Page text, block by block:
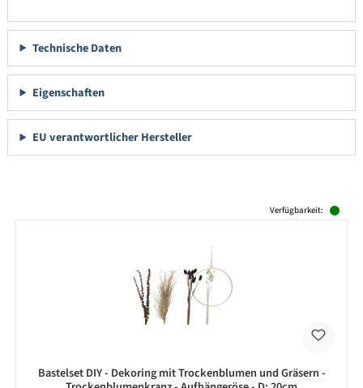
Technische Daten
Eigenschaften
EU verantwortlicher Hersteller
Verfügbarkeit:
Bastelset DIY - Dekoring mit Trockenblumen und Gräsern -